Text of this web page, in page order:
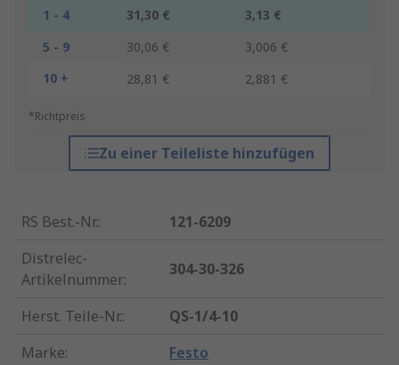
1 - 4 31,30 €
3,13 €
5 - 9
30,06 €
3,006 €
10 +
28,81 € 2,881 €
*Richtpreis
Zu einer Teileliste hinzufügen
RS Best.-Nr.:
121-6209
Distrelec-
Artikelnummer:
304-30-326
Herst. Teile-Nr.:
QS-1/4-10
Marke: Festo